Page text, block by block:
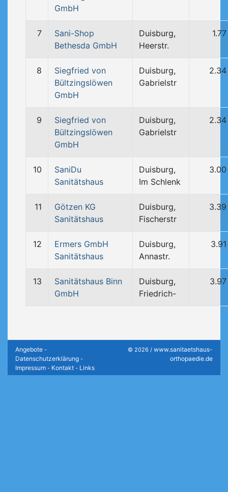
GmbH
7
Sani-Shop
Bethesda GmbH
Duisburg,
Heerstr.
8
Siegfried von
Bültzingslöwen
GmbH
Duisburg,
Gabrielstr
9
Siegfried von
Bültzingslöwen
GmbH
Duisburg,
Gabrielstr
10
SaniDu
Sanitätshaus
Duisburg,
Im Schlenk
11
Götzen KG
Sanitätshaus
Duisburg,
Fischerstr
12
Ermers GmbH
Sanitätshaus
Duisburg,
Annastr.
13
Sanitätshaus Binn
GmbH
Duisburg,
Friedrich-
Angebote -
Datenschutzerklärung -
Impressum - Kontakt - Links
© 2026 / www.sanitaetshaus-
orthopaedie.de